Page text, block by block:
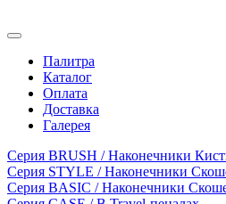
Палитра
Каталог
Оплата
Доставка
Галерея
Серия BRUSH / Наконечники
Серия STYLE / Наконечники
Серия BASIC / Наконечники